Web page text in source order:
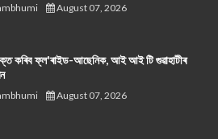
August 07, 2026
কৰিব ফ্ল'ৰাইড-আছেনিক, আই আই টি গুৱাহাটীৰ
August 07, 2026